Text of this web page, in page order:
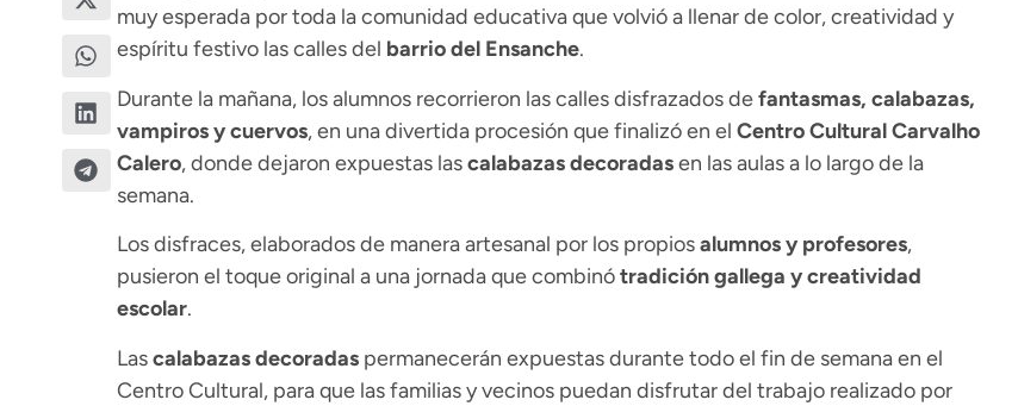
muy esperada por toda la comunidad educativa que volvió a llenar de color, creatividad y
espíritu festivo las calles del barrio del Ensanche.
Durante la mañana, los alumnos recorrieron las calles disfrazados defantasmas, calabazas,
vampiros y cuervos, en una divertida procesión que finalizó en el Centro Cultural Carvalho
Calero, donde dejaron expuestas lascalabazas decoradasen las aulas a lo largo de la
semana.
Los disfraces, elaborados de manera artesanal por los propiosalumnos y profesores,
pusieron el toque original a una jornada que combinótradición gallega y creatividad
escolar.
Lascalabazas decoradaspermanecerán expuestas durante todo el fin de semana en el
Centro Cultural, para que las familias y vecinos puedan disfrutar del trabajo realizado por